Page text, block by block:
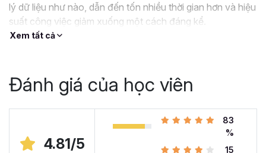
lý dữ liệu như nào, dẫn đến tốn nhiều thời gian hơn và hiệu
suất công việc giảm xuống một cách đáng kể.
?Nếu như bạn:
Hoặc trước đây chỉ học lý thuyết nên không biết
Hoặc đã có kiến thức cơ bản về Excel và đang
muốn nâng cao kỹ năng của mình lên.
Xem tất cả
Đánh giá của học viên
4.81/5
83
%
15